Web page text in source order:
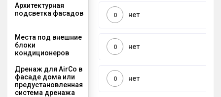
Архитектурная
подсветка фасадов
нет
0
Места под внешние
блоки
кондиционеров
нет
0
Дренаж для AirCo в
фасаде дома или
предустановленная
система дренажа
нет
0